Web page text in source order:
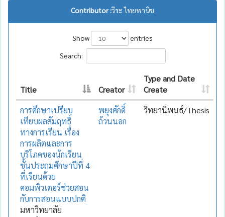
Contributor :วีระ ไทยพานิช
Show
entries
Search:
Title Creator
Type and Date
Create
การศึกษาเปรียบ
เทียบผลสัมฤทธิ์
ทางการเรียน เรื่อง
การผลิตและการ
บริโภคของนักเรียน
ชั้นประถมศึกษาปีที่ 4
ที่เรียนด้วย
คอมพิวเตอร์ช่วยสอน
กับการสอนแบบปกติ
มหาวิทยาลัย
พยุงศักดิ์
ถ้วนนอก
วิทยานิพนธ์/Thesis